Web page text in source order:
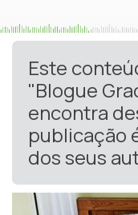
Este
"Blogue
encontra
publicação
dos seus